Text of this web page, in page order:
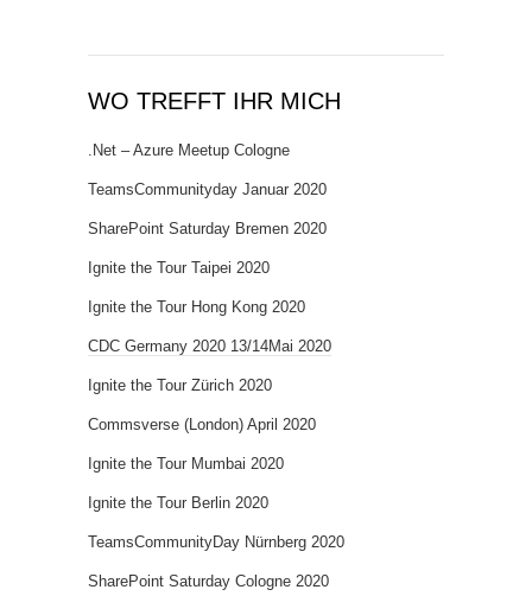
WO TREFFT IHR MICH
.Net – Azure Meetup Cologne
TeamsCommunityday Januar 2020
SharePoint Saturday Bremen 2020
Ignite the Tour Taipei 2020
Ignite the Tour Hong Kong 2020
CDC Germany 2020 13/14Mai 2020
Ignite the Tour Zürich 2020
Commsverse (London) April 2020
Ignite the Tour Mumbai 2020
Ignite the Tour Berlin 2020
TeamsCommunityDay Nürnberg 2020
SharePoint Saturday Cologne 2020